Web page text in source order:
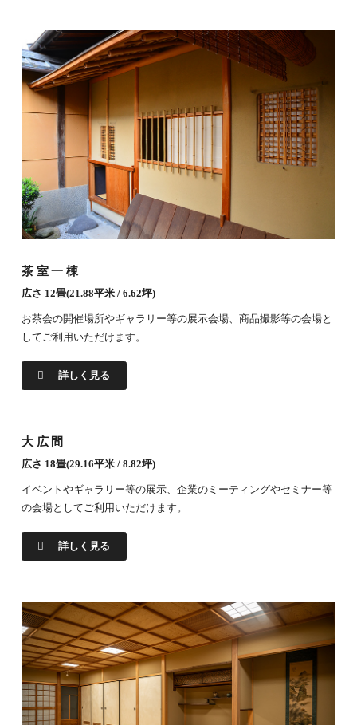
茶室一棟
広さ 12畳(21.88平米 / 6.62坪)
お茶会の開催場所やギャラリー等の展示会場、商品撮影等の会場と
してご利用いただけます。
詳しく見る
大広間
広さ 18畳(29.16平米 / 8.82坪)
イベントやギャラリー等の展示、企業のミーティングやセミナー等
の会場としてご利用いただけます。
詳しく見る